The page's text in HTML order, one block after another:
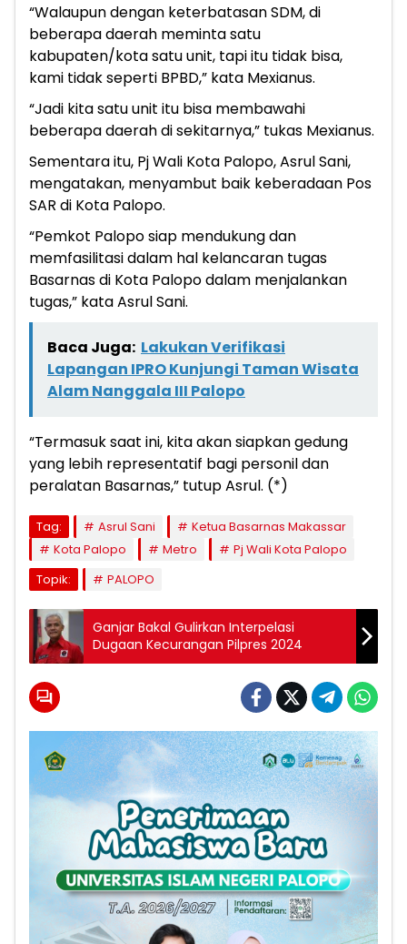
“Walaupun dengan keterbatasan SDM, di
beberapa daerah meminta satu
kabupaten/kota satu unit, tapi itu tidak bisa,
kami tidak seperti BPBD,” kata Mexianus.
“Jadi kita satu unit itu bisa membawahi
beberapa daerah di sekitarnya,” tukas Mexianus.
Sementara itu, Pj Wali Kota Palopo, Asrul Sani,
mengatakan, menyambut baik keberadaan Pos
SAR di Kota Palopo.
“Pemkot Palopo siap mendukung dan
memfasilitasi dalam hal kelancaran tugas
Basarnas di Kota Palopo dalam menjalankan
tugas,” kata Asrul Sani.
Baca Juga: Lakukan Verifikasi
Lapangan IPRO Kunjungi Taman Wisata
Alam Nanggala III Palopo
“Termasuk saat ini, kita akan siapkan gedung
yang lebih representatif bagi personil dan
peralatan Basarnas,” tutup Asrul. (*)
Tag: Asrul Sani
Ketua Basarnas Makassar
Kota Palopo
Metro
Pj Wali Kota Palopo
Topik:
PALOPO
Ganjar Bakal Gulirkan Interpelasi
Dugaan Kecurangan Pilpres 2024